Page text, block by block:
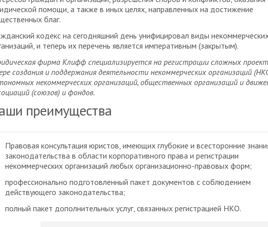
помощи, а также в иных целях, направленных на достижение
благ.
кодекс на сегодняшний день унифицировал виды
и теперь их перечень является императивным (закрытым).
фирма Клифф специализируется на регистрации сложных
создания и поддержания деятельности некоммерческих организаций
некоммерческих организаций, общественных организаций и
(союзов) и фондов.
преимущества
Правовая консультация юристов, имеющих глубокие и всесторонние
законодательства в области корпоративного права и регистрации
некоммерческих организаций любых организационно-правовых форм;
профессионально подготовленный пакет документов с соблюдением
действующего законодательства;
полный пакет дополнительных услуг, связанных регистрацией НКО.